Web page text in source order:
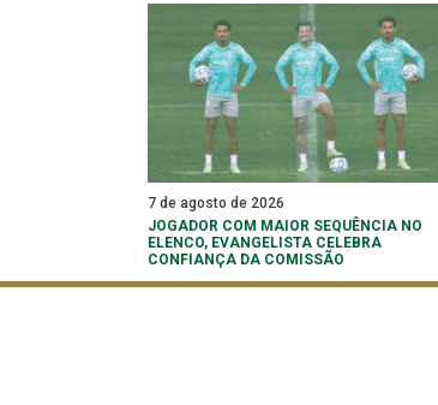
7 de agosto de 2026
JOGADOR COM MAIOR SEQUÊNCIA NO
ELENCO, EVANGELISTA CELEBRA
CONFIANÇA DA COMISSÃO